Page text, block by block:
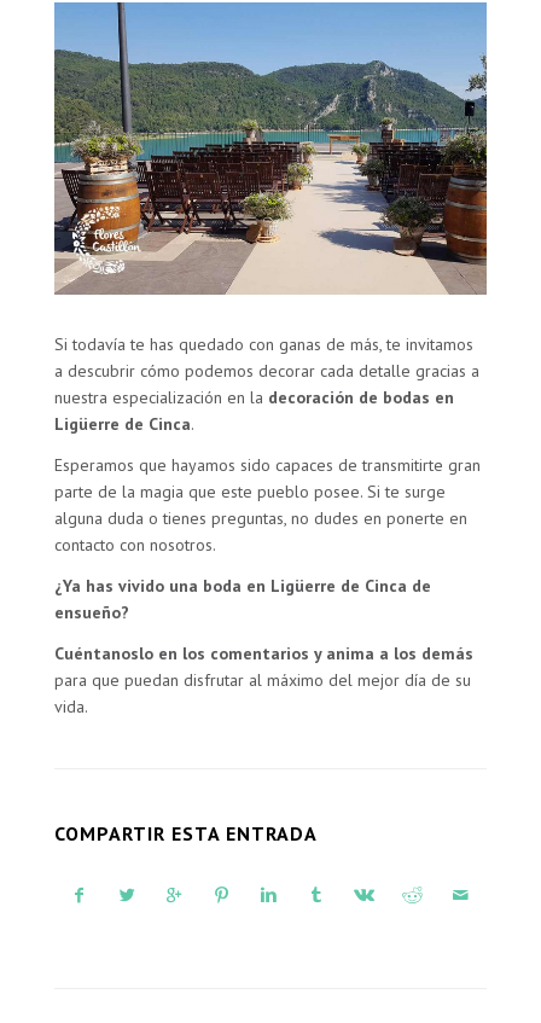
Si todavía te has quedado con ganas de más, te invitamos
a descubrir cómo podemos decorar cada detalle gracias a
nuestra especialización en la decoración de bodas en
Ligüerre de Cinca.
Esperamos que hayamos sido capaces de transmitirte gran
parte de la magia que este pueblo posee. Si te surge
alguna duda o tienes preguntas, no dudes en ponerte en
contacto con nosotros.
¿Ya has vivido una boda en Ligüerre de Cinca de
ensueño?
Cuéntanoslo en los comentarios y anima a los demás
para que puedan disfrutar al máximo del mejor día de su
vida.
COMPARTIR ESTA ENTRADA